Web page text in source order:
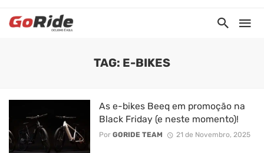
TAG: E-BIKES
As e-bikes Beeq em promoção na
Black Friday (e neste momento)!
Por GORIDE TEAM 21 de Novembro, 2025